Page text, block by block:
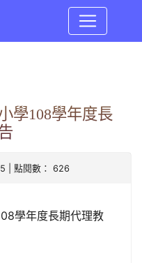
學108學年度長
| 點閱數： 626
學年度長期代理教